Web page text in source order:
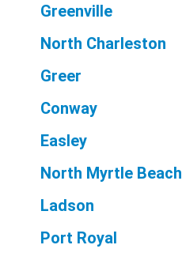
Greenville
North Charleston
Greer
Conway
Easley
North Myrtle Beach
Ladson
Port Royal